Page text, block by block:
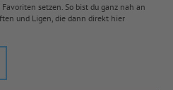
setzen. So bist du ganz nah an
und Ligen, die dann direkt hier